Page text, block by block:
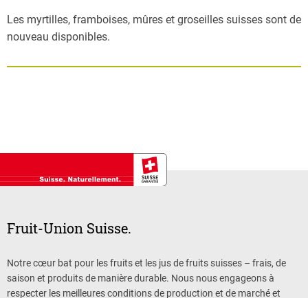
Les myrtilles, framboises, mûres et groseilles suisses sont de
nouveau disponibles.
Fruit-Union Suisse.
Notre cœur bat pour les fruits et les jus de fruits suisses – frais, de
saison et produits de manière durable. Nous nous engageons à
respecter les meilleures conditions de production et de marché et